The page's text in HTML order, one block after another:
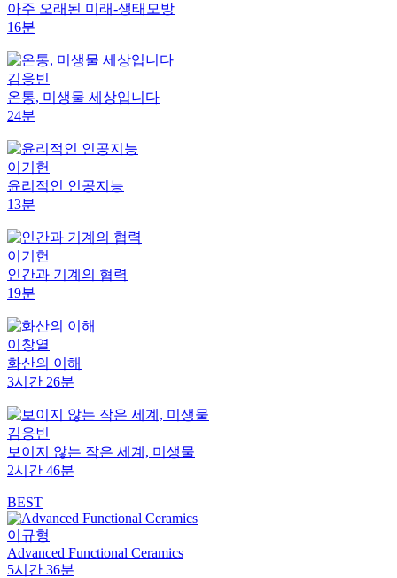
아주 오래된 미래-생태모방
16분
김응빈
온통, 미생물 세상입니다
24분
이기헌
윤리적인 인공지능
13분
이기헌
인간과 기계의 협력
19분
이창열
화산의 이해
3시간 26분
김응빈
보이지 않는 작은 세계, 미생물
2시간 46분
BEST
이규형
Advanced Functional Ceramics
5시간 36분